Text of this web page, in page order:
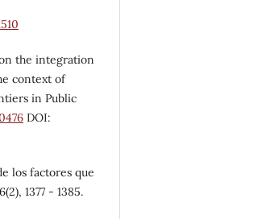
on the integration
context of
in Public
DOI:
los factores que
1377 - 1385.